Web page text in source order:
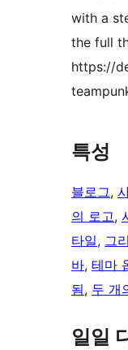
with a
the full
https://
특성
블로그,
의 로고,
타일, 그
바, 테마
됨, 두 개
일일